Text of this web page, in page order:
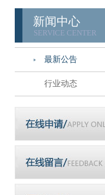
新闻中心
SERVICE CENTER
最新公告
行业动态